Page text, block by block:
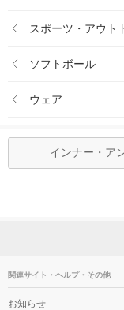
スポーツ・アウト
ソフトボール
ウェア
インナー・ア
関連サイト・ヘルプ・その他
お知らせ